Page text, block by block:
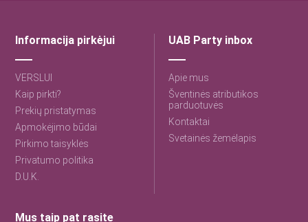
Informacija pirkėjui
VERSLUI
Kaip pirkti?
Prekių pristatymas
Apmokėjimo būdai
Pirkimo taisyklės
Privatumo politika
D.U.K.
UAB Party inbox
Apie mus
Šventinės atributikos
parduotuvės
Kontaktai
Svetainės žemėlapis
Mus taip pat rasite